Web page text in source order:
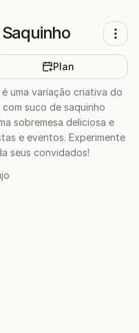
Plan
uma variação criativa do
suco de saquinho
sobremesa deliciosa e
e eventos. Experimente
seus convidados!